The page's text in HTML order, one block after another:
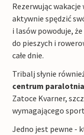
Rezerwując
aktywnie spędzić
i lasów powoduje,
do pieszych i
całe dnie.
Tribalj słynie
centrum
Zatoce Kvarner,
wymagającego
Jedno jest pewne -